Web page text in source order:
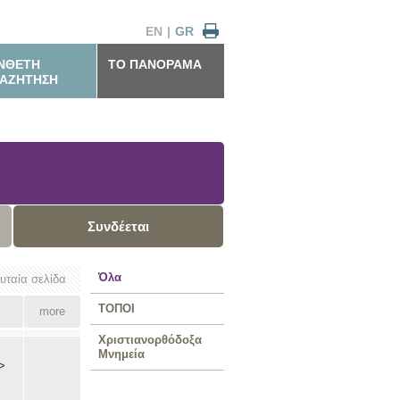
GR
|
EN
ΤΟ ΠΑΝΟΡΑΜΑ
Συνδέεται
σελίδα
more
Όλα
ΤΟΠΟΙ
Χριστιανορθόδοξα
Μνημεία